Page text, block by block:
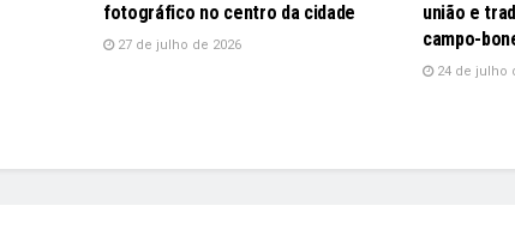
fotográfico no centro da cidade
27 de julho de 2026
união e
campo-
24 de julho